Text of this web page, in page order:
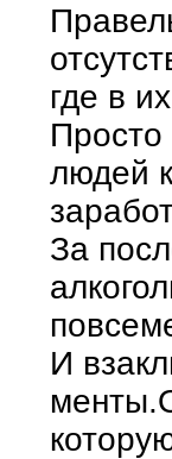
где в
Просто
людей
За
И